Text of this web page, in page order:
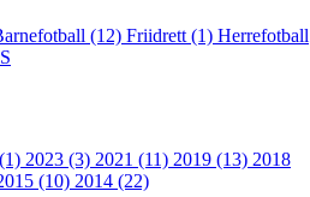
(12) Friidrett (1) Herrefotball
2023 (3) 2021 (11) 2019 (13) 2018
(10) 2014 (22)